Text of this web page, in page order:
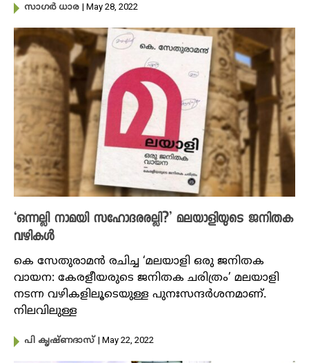
സാഗർ ധാര | May 28, 2022
‘ഒന്നല്ലി നാമയി സഹോദരരല്ലി?’ മലയാളിയുടെ ജനിതക
വഴികള്‍
കെ സേതുരാമന്‍ രചിച്ച ‘മലയാളി ഒരു ജനിതക
വായന: കേരളീയരുടെ ജനിതക ചരിത്രം’ മലയാളി
നടന്ന വഴികളിലൂടെയുള്ള പുനഃസന്ദര്‍ശനമാണ്.
നിലവിലുള്ള
പി കൃഷ്​ണദാസ് | May 22, 2022